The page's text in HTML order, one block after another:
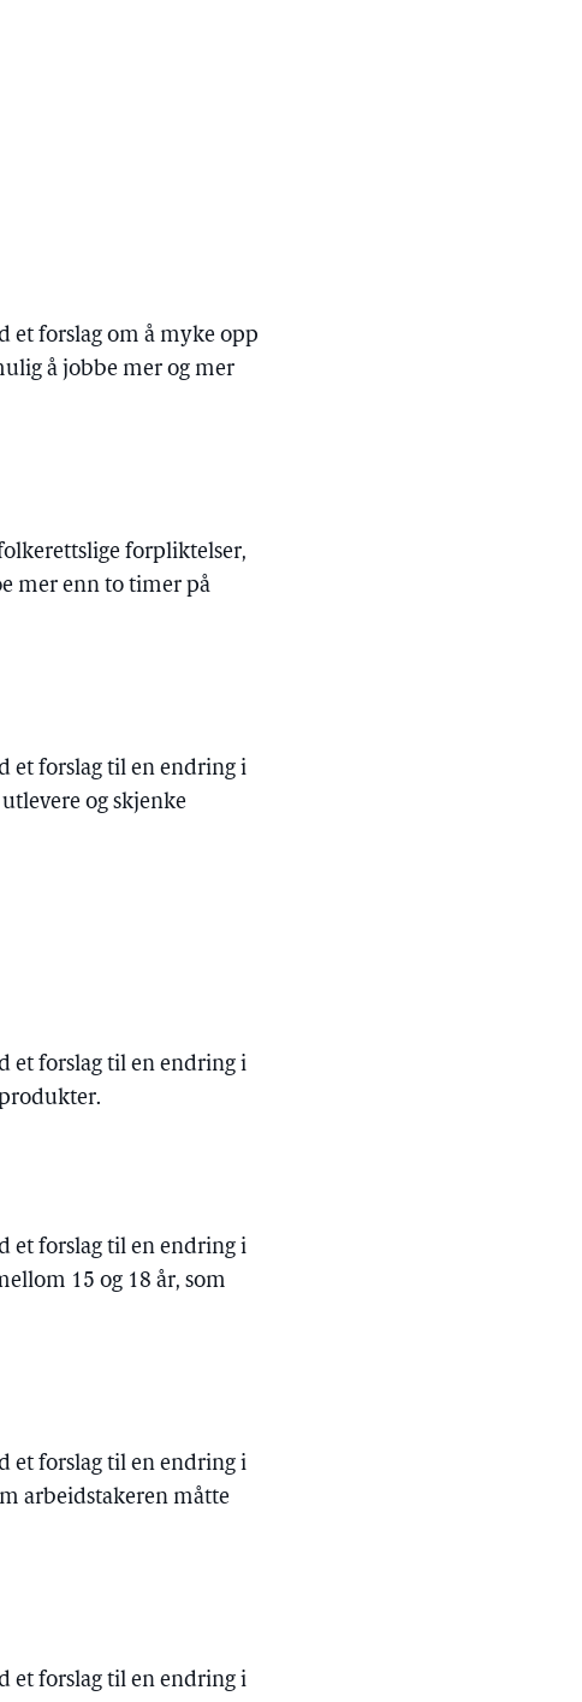
et forslag om å myke opp
å jobbe mer og mer
forpliktelser,
mer enn to timer på
et forslag til en endring i
og skjenke
et forslag til en endring i
et forslag til en endring i
15 og 18 år, som
et forslag til en endring i
arbeidstakeren måtte
et forslag til en endring i